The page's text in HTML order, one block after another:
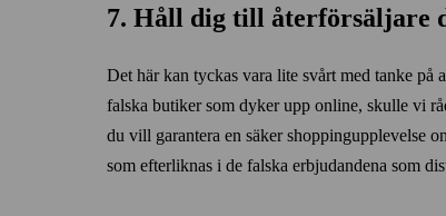
7. Håll dig till åter­försäljare
Det här kan tyckas vara lite svårt med tanke på
falska butiker som dyker upp online, skulle vi
du vill garantera en säker shoppingupplevelse
som efter­liknas i de falska erbjudandena som